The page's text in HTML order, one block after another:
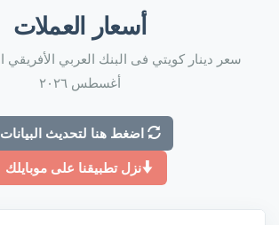
أسعار العملات
أغسطس ٢٠٢٦
اضغط هنا لتحديث البيانات
نزل تطبيقنا على موبايلك